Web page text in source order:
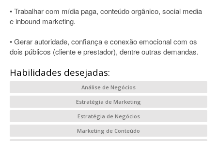
• Trabalhar com mídia paga, conteúdo orgânico, social media
e inbound marketing.
• Gerar autoridade, confiança e conexão emocional com os
dois públicos (cliente e prestador), dentre outras demandas.
Habilidades desejadas:
Análise de Negócios
Estratégia de Marketing
Estratégia de Negócios
Marketing de Conteúdo